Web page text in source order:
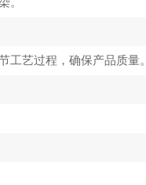
。
工艺过程，确保产品质量。